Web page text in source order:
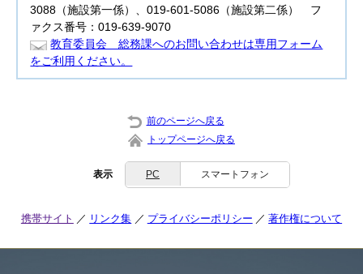
3088（施設第一係）、019-601-5086（施設第二係） フ
ァクス番号：019-639-9070
教育委員会 総務課へのお問い合わせは専用フォーム
をご利用ください。
前のページへ戻る
トップページへ戻る
表示 PC スマートフォン
携帯サイト リンク集 プライバシーポリシー 著作権について